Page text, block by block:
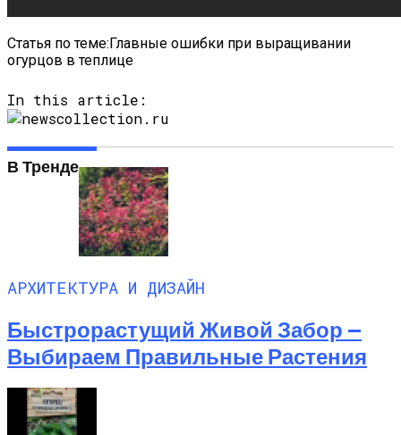
Статья по теме:Главные ошибки при выращивании
огурцов в теплице
In this article:
В Тренде
АРХИТЕКТУРА И ДИЗАЙН
Быстрорастущий Живой Забор —
Выбираем Правильные Растения